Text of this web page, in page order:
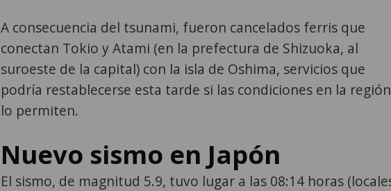
A consecuencia del tsunami, fueron cancelados ferris que
conectan Tokio y Atami (en la prefectura de Shizuoka, al
suroeste de la capital) con la isla de Oshima, servicios que
podría restablecerse esta tarde si las condiciones en la región
lo permiten.
Nuevo sismo en Japón
El sismo, de magnitud 5.9, tuvo lugar a las 08:14 horas